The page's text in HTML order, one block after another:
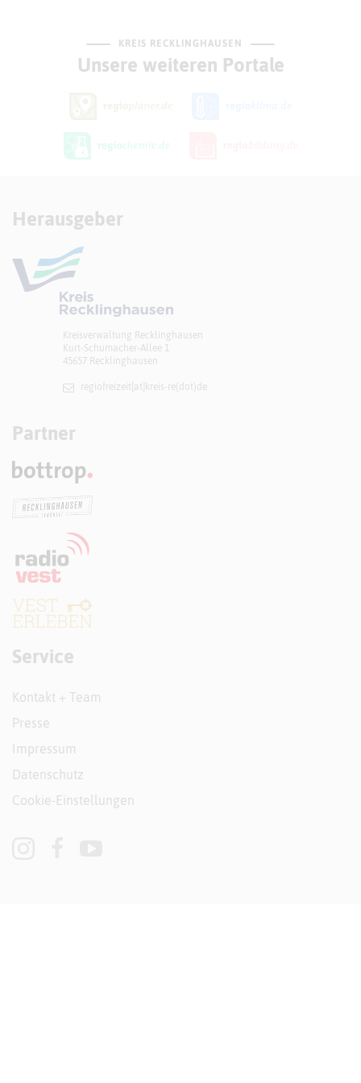
KREIS RECKLINGHAUSEN
Unsere weiteren Portale
Herausgeber
Kreisverwaltung Recklinghausen
Kurt-Schumacher-Allee 1
45657 Recklinghausen
regiofreizeit[at]​kreis-re(dot)de
Partner
Service
Kontakt + Team
Presse
Impressum
Datenschutz
Cookie-Einstellungen